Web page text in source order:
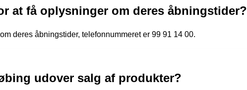
at få oplysninger om deres åbningstider?
deres åbningstider, telefonnummeret er 99 91 14 00.
udover salg af produkter?